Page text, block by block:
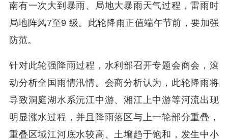
南有一次大到暴雨、局地大暴雨天气过程，雷雨时
局地阵风7至9 级。此轮降雨正值端午节前，要加强
防范。
针对此轮强降雨过程，水利部召开专题会商会，滚
动分析全国雨情汛情。会商分析认为，此轮降雨将
导致洞庭湖水系沅江中游、湘江上中游等河流出现
明显涨水过程，并且降雨落区与上一轮部分重叠，
重叠区域江河底水较高、土壤趋于饱和，发生中小